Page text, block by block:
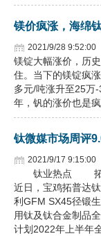
镁价疯涨，海绵
2021/9/28 9:52:00
镁锭大幅涨价，历
住。当下的镁锭疯
多元/吨涨升至25万
年，钒的涨价也是
钛微媒市场周评
2021/9/17 9:15:00
钛业热点 拓普
近日，宝鸡拓普达
利GFM SX45径锻
用钛及钛合金制品
计划2022年上半年